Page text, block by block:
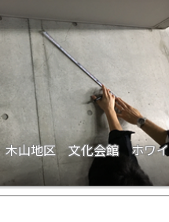
山地区 文化会館 ホワイ